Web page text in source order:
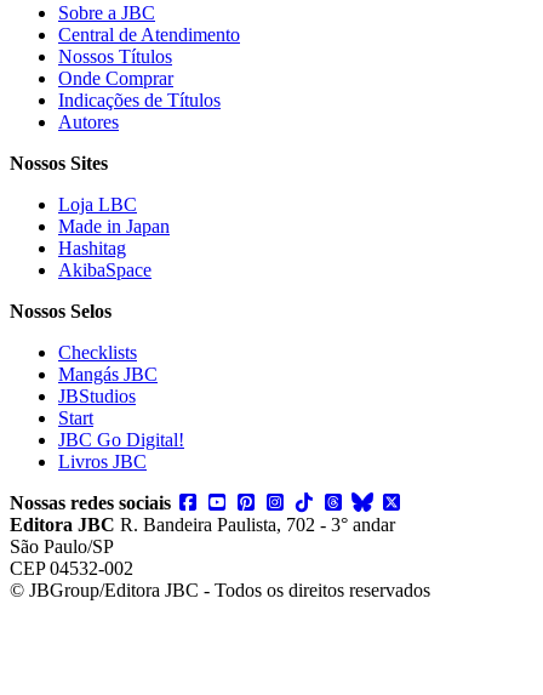
Sobre a JBC
Central de Atendimento
Nossos Títulos
Onde Comprar
Indicações de Títulos
Autores
Nossos Sites
Loja LBC
Made in Japan
Hashitag
AkibaSpace
Nossos Selos
Checklists
Mangás JBC
JBStudios
Start
JBC Go Digital!
Livros JBC
Nossas redes sociais
Editora JBC R. Bandeira Paulista, 702 - 3° andar
São Paulo/SP
CEP 04532-002
© JBGroup/Editora JBC - Todos os direitos reservados